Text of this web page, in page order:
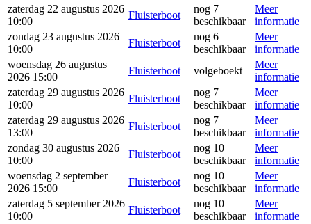
zaterdag 22 augustus 2026
10:00
Fluisterboot
nog 7
beschikbaar
Meer
informatie
zondag 23 augustus 2026
10:00
Fluisterboot
nog 6
beschikbaar
Meer
informatie
woensdag 26 augustus
2026 15:00
Fluisterboot volgeboekt
Meer
informatie
zaterdag 29 augustus 2026
10:00
Fluisterboot
nog 7
beschikbaar
Meer
informatie
zaterdag 29 augustus 2026
13:00
Fluisterboot
nog 7
beschikbaar
Meer
informatie
zondag 30 augustus 2026
10:00
Fluisterboot
nog 10
beschikbaar
Meer
informatie
woensdag 2 september
2026 15:00
Fluisterboot
nog 10
beschikbaar
Meer
informatie
zaterdag 5 september 2026
10:00
Fluisterboot
nog 10
beschikbaar
Meer
informatie